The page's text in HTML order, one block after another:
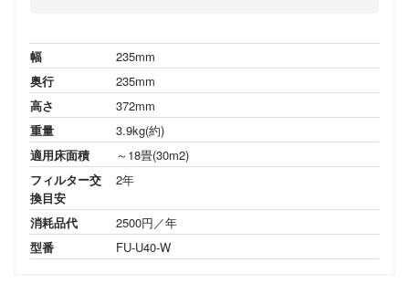
幅
235mm
奥行
235mm
高さ
372mm
重量
3.9kg(約)
適用床面積
～18畳(30m2)
フィルター交
換目安
2年
消耗品代
2500円／年
型番
FU-U40-W